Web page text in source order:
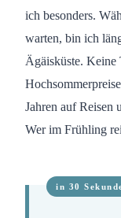
ich besonders.
warten, bin ich
Ägäisküste. Keine
Jahren auf Reisen
Wer im Frühling